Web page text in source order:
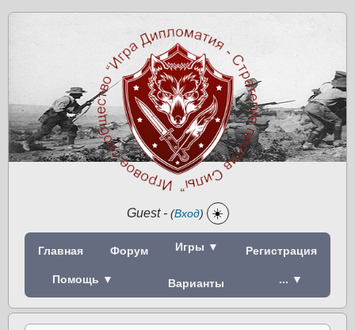
Guest- (Вход) ☀️
Главная Форум Игры ▼ Регистрация
Помощь ▼ Варианты ... ▼